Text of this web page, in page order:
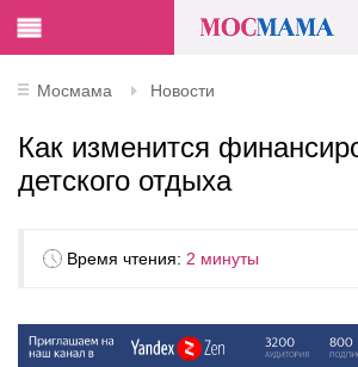
Мосмама Новости
Как изменится
детского отдыха
Время чтения: 2 минуты